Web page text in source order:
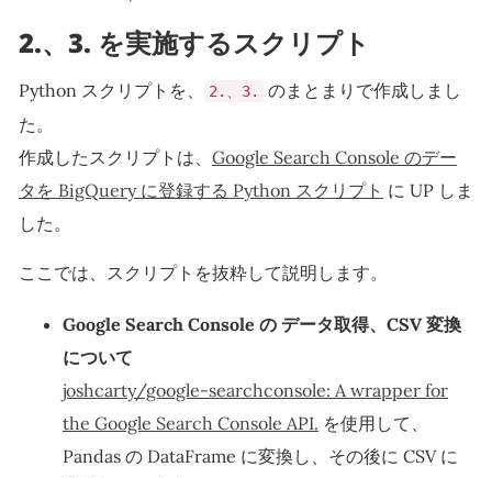
2.、3. を実施するスクリプト
Python スクリプトを、 2.、3.
のまとまりで作成しまし
た。
作成したスクリプトは、 Google Search Console のデー
タを BigQuery に登録する Python スクリプト に UP しま
した。
ここでは、スクリプトを抜粋して説明します。
Google Search Console の データ取得、CSV 変換
について
joshcarty/google-searchconsole: A wrapper for
the Google Search Console API. を使用して、
Pandas の DataFrame に変換し、その後に CSV に